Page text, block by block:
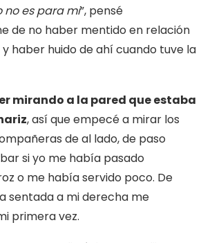
no es para mi”, pensé
de no haber mentido en relación
haber huido de ahí cuando tuve la
mirando a la pared que estaba
, así que empecé a mirar los
de al lado, de paso
si yo me había pasado
o me había servido poco. De
sentada a mi derecha me
primera vez.